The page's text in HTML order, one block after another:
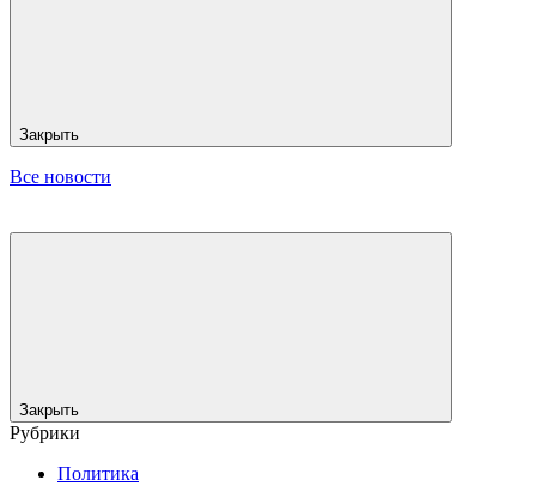
Закрыть
Все новости
Закрыть
Рубрики
Политика